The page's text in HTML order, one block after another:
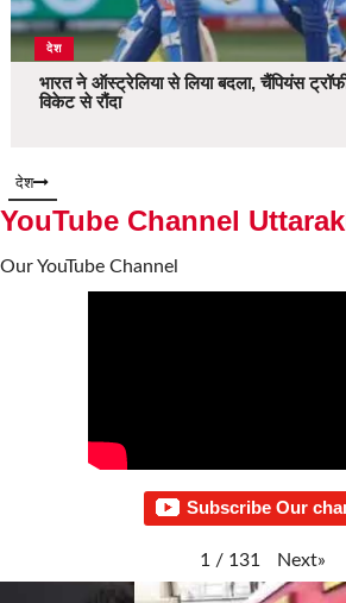
देश
भारत ने ऑस्ट्रेलिया से लिया बदला, चैंपियंस
विकेट से रौंदा
देश
YouTube Channel
Our YouTube Channel
Subscribe Our
1 / 131 Next»